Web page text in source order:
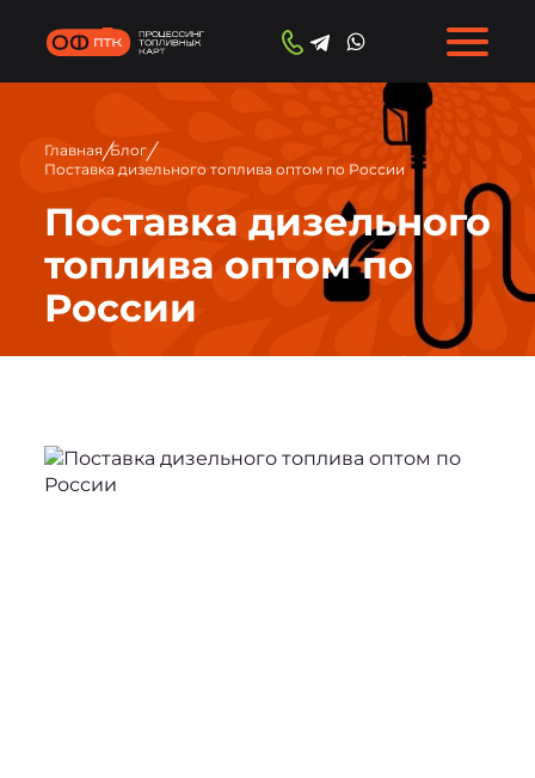
Главная/Блог/
Поставка дизельного топлива оптом по России
Поставка дизельного
топлива оптом по
России